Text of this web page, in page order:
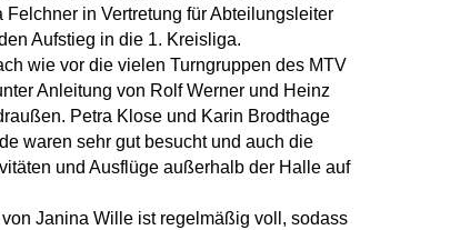
in Vertretung für Abteilungsleiter
Aufstieg in die 1. Kreisliga.
wie vor die vielen Turngruppen des MTV
Anleitung von Rolf Werner und Heinz
Petra Klose und Karin Brodthage
waren sehr gut besucht und auch die
und Ausflüge außerhalb der Halle auf
Janina Wille ist regelmäßig voll, sodass